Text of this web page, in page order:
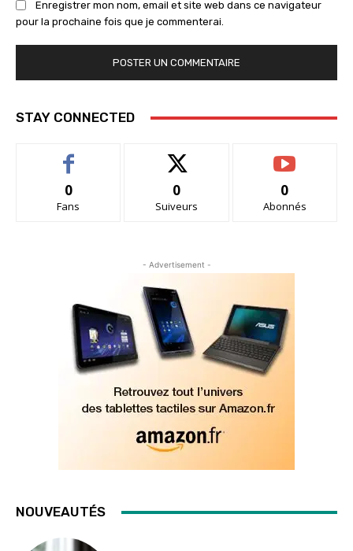
Enregistrer mon nom, email et site web dans ce navigateur
pour la prochaine fois que je commenterai.
STAY CONNECTED
0
Fans
0
Suiveurs
0
Abonnés
- Advertisement -
NOUVEAUTÉS